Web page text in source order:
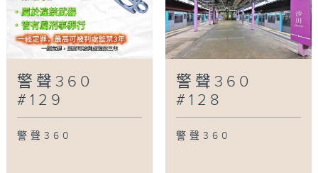
警聲360
#129
警聲360
警聲360
#128
警聲360